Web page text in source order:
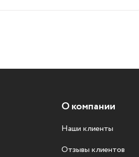
О компании
Наши клиенты
Отзывы клиентов